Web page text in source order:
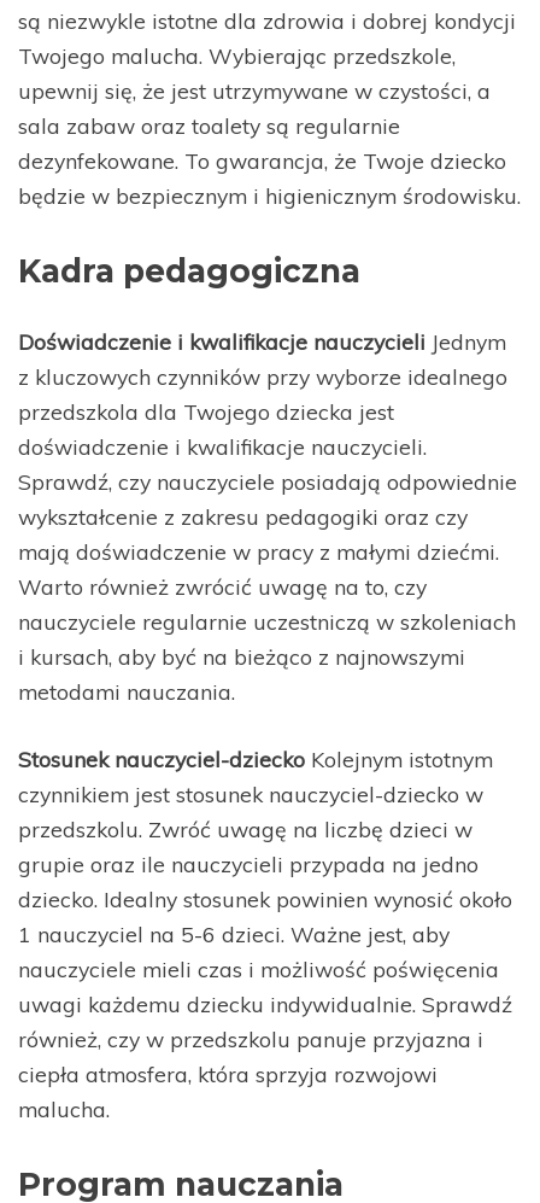
są niezwykle istotne dla zdrowia i dobrej kondycji
Twojego malucha. Wybierając przedszkole,
upewnij się, że jest utrzymywane w czystości, a
sala zabaw oraz toalety są regularnie
dezynfekowane. To gwarancja, że Twoje dziecko
będzie w bezpiecznym i higienicznym środowisku.
Kadra pedagogiczna
Doświadczenie i kwalifikacje nauczycieli Jednym
z kluczowych czynników przy wyborze idealnego
przedszkola dla Twojego dziecka jest
doświadczenie i kwalifikacje nauczycieli.
Sprawdź, czy nauczyciele posiadają odpowiednie
wykształcenie z zakresu pedagogiki oraz czy
mają doświadczenie w pracy z małymi dziećmi.
Warto również zwrócić uwagę na to, czy
nauczyciele regularnie uczestniczą w szkoleniach
i kursach, aby być na bieżąco z najnowszymi
metodami nauczania.
Stosunek nauczyciel-dziecko Kolejnym istotnym
czynnikiem jest stosunek nauczyciel-dziecko w
przedszkolu. Zwróć uwagę na liczbę dzieci w
grupie oraz ile nauczycieli przypada na jedno
dziecko. Idealny stosunek powinien wynosić około
1 nauczyciel na 5-6 dzieci. Ważne jest, aby
nauczyciele mieli czas i możliwość poświęcenia
uwagi każdemu dziecku indywidualnie. Sprawdź
również, czy w przedszkolu panuje przyjazna i
ciepła atmosfera, która sprzyja rozwojowi
malucha.
Program nauczania